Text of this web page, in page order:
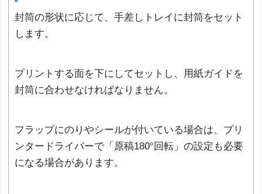
封筒の形状に応じて、手差しトレイに封筒をセット
します。
プリントする面を下にしてセットし、用紙ガイドを
封筒に合わせなければなりません。
フラップにのりやシールが付いている場合は、プリ
ンタードライバーで「原稿180°回転」の設定も必要
になる場合があります。